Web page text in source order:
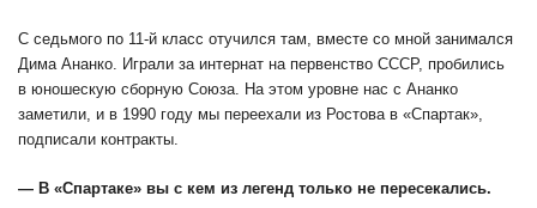
С седьмого по 11-й класс отучился там, вместе со мной занимался
Дима Ананко. Играли за интернат на первенство СССР, пробились
в юношескую сборную Союза. На этом уровне нас с Ананко
заметили, и в 1990 году мы переехали из Ростова в «Спартак»,
подписали контракты.
— В «Спартаке» вы с кем из легенд только не пересекались.